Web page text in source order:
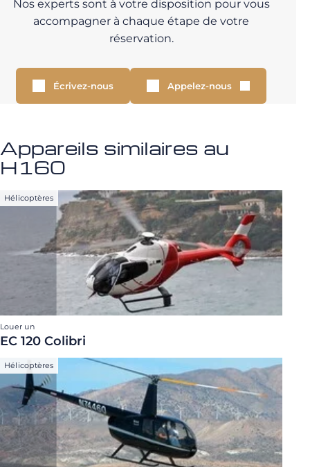
Nos experts sont à votre disposition pour vous
accompagner à chaque étape de votre
réservation.
Écrivez-nous Appelez-nous
Appareils similaires au
H160
Hélicoptères
Louer un
EC 120 Colibri
Hélicoptères